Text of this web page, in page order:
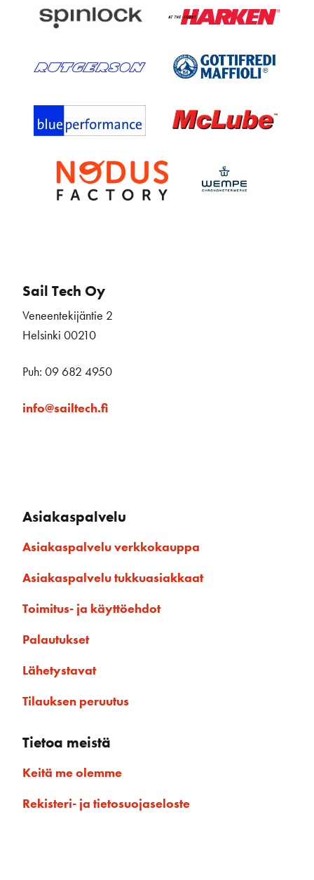
Sail Tech Oy
Veneentekijäntie 2
Helsinki 00210
Puh: 09 682 4950
info@sailtech.fi
Asiakaspalvelu
Asiakaspalvelu verkkokauppa
Asiakaspalvelu tukkuasiakkaat
Toimitus- ja käyttöehdot
Palautukset
Lähetystavat
Tilauksen peruutus
Tietoa meistä
Keitä me olemme
Rekisteri- ja tietosuojaseloste